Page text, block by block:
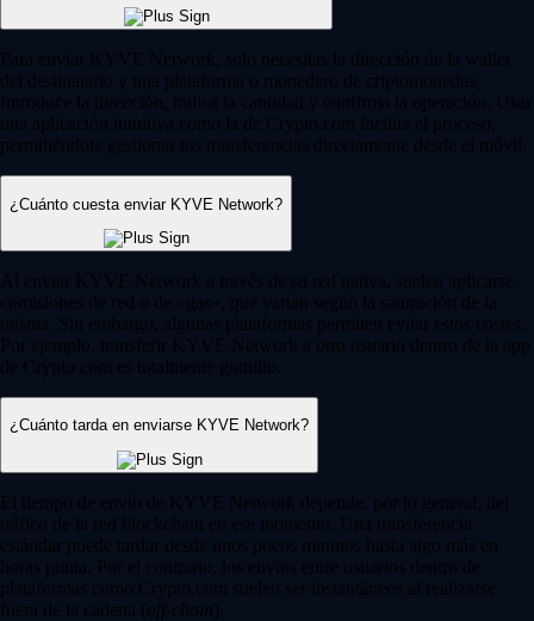
Para enviar KYVE Network, solo necesitas la dirección de la wallet
del destinatario y una plataforma o monedero de criptomonedas.
Introduce la dirección, indica la cantidad y confirma la operación. Usar
una aplicación intuitiva como la de Crypto.com facilita el proceso,
permitiéndote gestionar tus transferencias directamente desde el móvil.
¿Cuánto cuesta enviar KYVE Network?
Al enviar KYVE Network a través de su red nativa, suelen aplicarse
comisiones de red o de «gas», que varían según la saturación de la
misma. Sin embargo, algunas plataformas permiten evitar estos costes.
Por ejemplo, transferir KYVE Network a otro usuario dentro de la app
de Crypto.com es totalmente gratuito.
¿Cuánto tarda en enviarse KYVE Network?
El tiempo de envío de KYVE Network depende, por lo general, del
tráfico de la red blockchain en ese momento. Una transferencia
estándar puede tardar desde unos pocos minutos hasta algo más en
horas punta. Por el contrario, los envíos entre usuarios dentro de
plataformas como Crypto.com suelen ser instantáneos al realizarse
fuera de la cadena (off-chain ).